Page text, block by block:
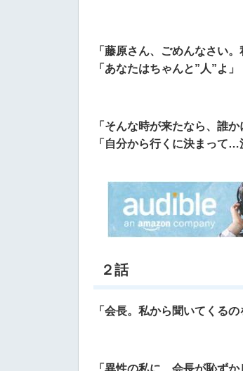
「藤原さん、ごめんなさい
「あなたはちゃんと”人”よ」
「そんな時が来たなら、誰
「自分から行くに決まって
２話
「会長。私から聞いてくる
「 異性の私に、会長が恥ずか